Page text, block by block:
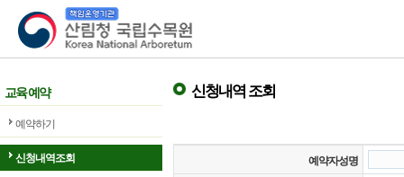
산림청 국립수목원
교육 예약
예약하기
신청내역조회
신청내역 조회
예약자성명